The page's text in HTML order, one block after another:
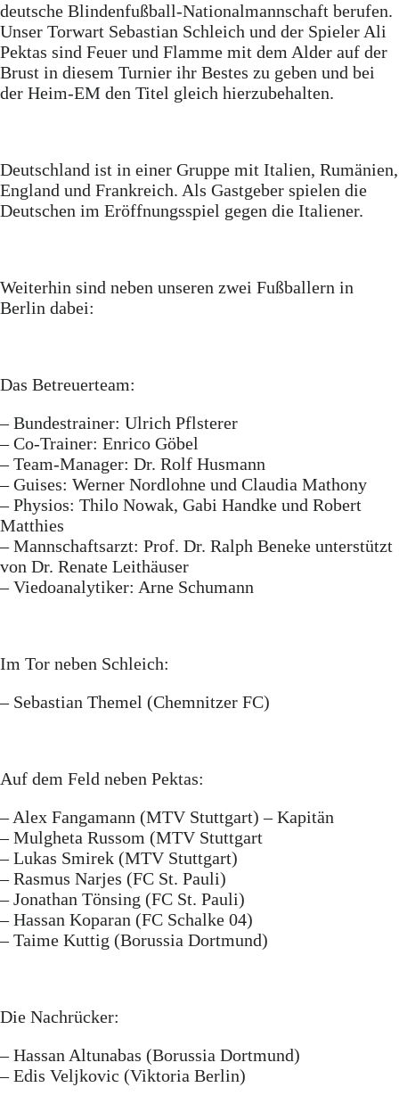
deutsche Blindenfußball-Nationalmannschaft berufen.
Unser Torwart Sebastian Schleich und der Spieler Ali
Pektas sind Feuer und Flamme mit dem Alder auf der
Brust in diesem Turnier ihr Bestes zu geben und bei
der Heim-EM den Titel gleich hierzubehalten.
Deutschland ist in einer Gruppe mit Italien, Rumänien,
England und Frankreich. Als Gastgeber spielen die
Deutschen im Eröffnungsspiel gegen die Italiener.
Weiterhin sind neben unseren zwei Fußballern in
Berlin dabei:
Das Betreuerteam:
– Bundestrainer: Ulrich Pflsterer
– Co-Trainer: Enrico Göbel
– Team-Manager: Dr. Rolf Husmann
– Guises: Werner Nordlohne und Claudia Mathony
– Physios: Thilo Nowak, Gabi Handke und Robert
Matthies
– Mannschaftsarzt: Prof. Dr. Ralph Beneke unterstützt
von Dr. Renate Leithäuser
– Viedoanalytiker: Arne Schumann
Im Tor neben Schleich:
– Sebastian Themel (Chemnitzer FC)
Auf dem Feld neben Pektas:
– Alex Fangamann (MTV Stuttgart) – Kapitän
– Mulgheta Russom (MTV Stuttgart
– Lukas Smirek (MTV Stuttgart)
– Rasmus Narjes (FC St. Pauli)
– Jonathan Tönsing (FC St. Pauli)
– Hassan Koparan (FC Schalke 04)
– Taime Kuttig (Borussia Dortmund)
Die Nachrücker:
– Hassan Altunabas (Borussia Dortmund)
– Edis Veljkovic (Viktoria Berlin)